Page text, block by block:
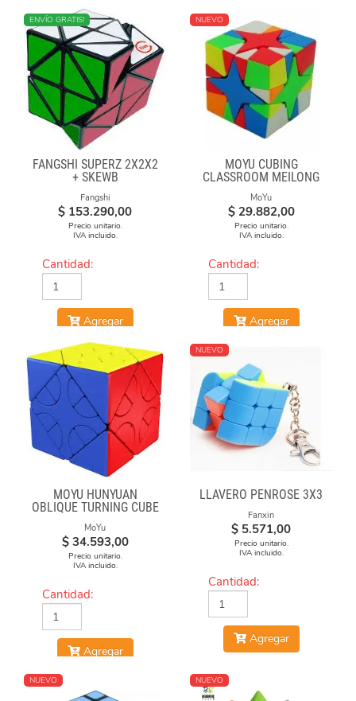
NUEVO
ENVÍO GRATIS!
FANGSHI SUPERZ 2X2X2
+ SKEWB
Fangshi
$ 153.290,00
Precio unitario.
IVA incluido.
Cantidad:
Agregar
NUEVO
MOYU CUBING
CLASSROOM MEILONG
POLARIS CUBE
STICKERLESS
MoYu
$ 29.882,00
Precio unitario.
IVA incluido.
Cantidad:
Agregar
MOYU HUNYUAN
OBLIQUE TURNING CUBE
2 MIUP SKEWB
MoYu
$ 34.593,00
Precio unitario.
IVA incluido.
Cantidad:
Agregar
NUEVO
LLAVERO PENROSE 3X3
Fanxin
$ 5.571,00
Precio unitario.
IVA incluido.
Cantidad:
Agregar
NUEVO NUEVO